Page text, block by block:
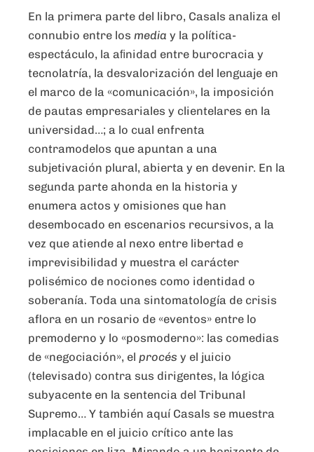
En la primera parte del libro, Casals analiza el
connubio entre los media y la política-
espectáculo, la aﬁnidad entre burocracia y
tecnolatría, la desvalorización del lenguaje en
el marco de la «comunicación», la imposición
de pautas empresariales y clientelares en la
universidad…; a lo cual enfrenta
contramodelos que apuntan a una
subjetivación plural, abierta y en devenir. En la
segunda parte ahonda en la historia y
enumera actos y omisiones que han
desembocado en escenarios recursivos, a la
vez que atiende al nexo entre libertad e
imprevisibilidad y muestra el carácter
polisémico de nociones como identidad o
soberanía. Toda una sintomatología de crisis
aflora en un rosario de «eventos» entre lo
premoderno y lo «posmoderno»: las comedias
de «negociación», el procés y el juicio
(televisado) contra sus dirigentes, la lógica
subyacente en la sentencia del Tribunal
Supremo… Y también aquí Casals se muestra
implacable en el juicio crítico ante las